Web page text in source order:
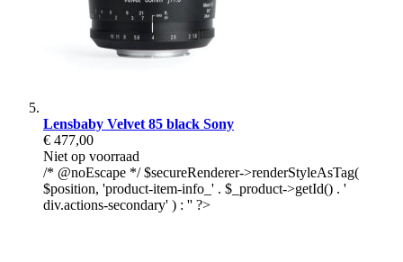
Lensbaby Velvet 85 black Sony
€ 477,00
Niet op voorraad
/* @noEscape */ $secureRenderer->renderStyleAsTag(
$position, 'product-item-info_' . $_product->getId() . '
div.actions-secondary' ) : '' ?>